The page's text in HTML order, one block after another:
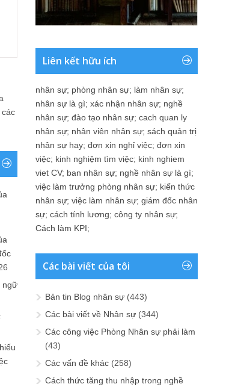
các
ngữ
Liên kết hữu ích
nhân sự; phòng nhân sự; làm nhân sự;
nhân sự là gì; xác nhận nhân sự; nghề
nhân sự; đào tạo nhân sự; cach quan ly
nhân sự; nhân viên nhân sự; sách quản trị
nhân sự hay; đơn xin nghỉ việc; đơn xin
việc; kinh nghiệm tìm việc; kinh nghiem
viet CV; ban nhân sự; nghề nhân sự là gì;
việc làm trưởng phòng nhân sự; kiến thức
nhân sự; việc làm nhân sự; giám đốc nhân
sự; cách tính lương; công ty nhân sự;
Cách làm KPI;
Các bài viết của tôi
Bản tin Blog nhân sự (443)
Các bài viết về Nhân sự (344)
Các công việc Phòng Nhân sự phải làm
(43)
Các vấn đề khác (258)
Cách thức tăng thu nhập trong nghề